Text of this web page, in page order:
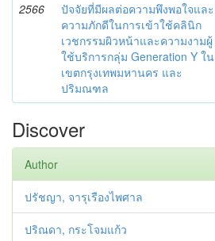
2566
ปัจจัยที่มีผลต่อความพึงพอใจและ
ความภักดีในการเข้าใช้คลินิก
เวชกรรมผิวหน้าและความงามผู้
ใช้บริการกลุ่ม Generation Y ใน
เขตกรุงเทพมหานคร และ
ปริมณฑล
Discover
Author
ปรัชญา, จารุเรืองไพศาล
ปริณดา, กระโจมแก้ว